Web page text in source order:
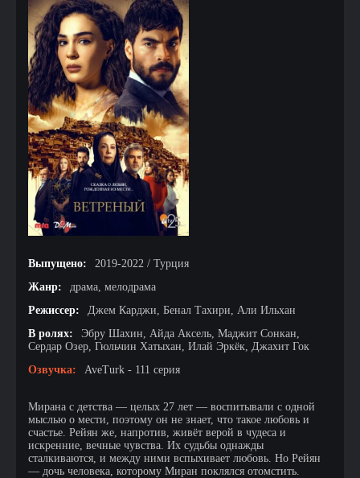
Выпущено:
2019-2022 / Турция
Жанр:
драма, мелодрама
Режиссер:
Джем Карджи, Бенал Тахири, Али Ильхан
В ролях:
Эбру Шахин, Айда Аксель, Маджит Сонкан,
Сердар Озер, Гюльчин Хатыхан, Илай Эркёк, Джахит Гок
Озвучка:
AveTurk - 111 серия
Мирана с детства — целых 27 лет — воспитывали с одной
мыслью о мести, поэтому он не знает, что такое любовь и
счастье. Рейян же, напротив, живёт верой в чудеса и
искренние, вечные чувства. Их судьбы однажды
сталкиваются, и между ними вспыхивает любовь. Но Рейян
— дочь человека, которому Миран поклялся отомстить.